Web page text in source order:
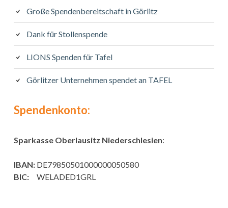
Große Spendenbereitschaft in Görlitz
Dank für Stollenspende
LIONS Spenden für Tafel
Görlitzer Unternehmen spendet an TAFEL
Spendenkonto:
Sparkasse Oberlausitz Niederschlesien:
IBAN:DE79850501000000050580
BIC: WELADED1GRL